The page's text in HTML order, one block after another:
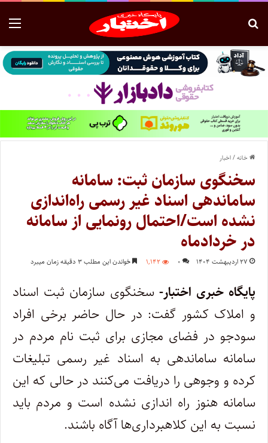
خانه/اخبار
سخنگوی سازمان ثبت: سامانه
ساماندهی اسناد غیر رسمی راه‌اندازی
نشده است/احتمال رونمایی از سامانه
در خردادماه
۲۷ اردیبهشت ۱۴۰۴ ۰ ۱,۱۴۲ خواندن این مطلب ۳ دقیقه زمان میبرد
پایگاه خبری اختبار- سخنگوی سازمان ثبت اسناد
و املاک کشور گفت: در حال حاضر برخی افراد
سودجو در فضای مجازی برای ثبت نام مردم در
سامانه ساماندهی به اسناد غیر رسمی تبلیغات
کرده و وجوهی را دریافت می‌کنند در حالی که این
سامانه هنوز راه اندازی نشده است و مردم باید
نسبت به این کلاهبرداری‌ها آگاه باشند.